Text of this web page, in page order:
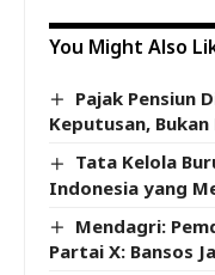
You Might Also
Pajak Pensiun
Keputusan,
Tata Kelola
Indonesia yang
Mendagri:
Partai X: Bansos